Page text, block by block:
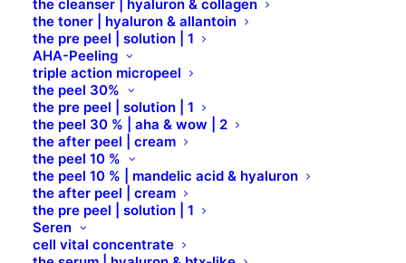
the cleanser | hyaluron & collagen
the toner | hyaluron & allantoin
the pre peel | solution | 1
AHA-Peeling
triple action micropeel
the peel 30%
the pre peel | solution | 1
the peel 30 % | aha & wow | 2
the after peel | cream
the peel 10 %
the peel 10 % | mandelic acid & hyaluron
the after peel | cream
the pre peel | solution | 1
Seren
cell vital concentrate
Barber´s
Für ECHTE Männer
Spezial Filmwachs mit